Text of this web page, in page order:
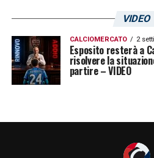
VIDEO
CALCIOMERCATO 2
Esposito resterà a
risolvere la
partire – VIDEO